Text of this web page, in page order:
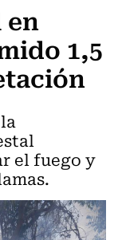
1,5
el fuego y